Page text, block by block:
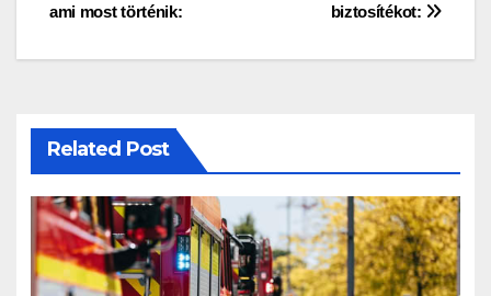
biztosítékot:
ami most történik:
Related Post